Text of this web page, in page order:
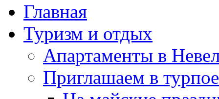
Главная
Туризм и отдых
Апартаменты в
Приглашаем в